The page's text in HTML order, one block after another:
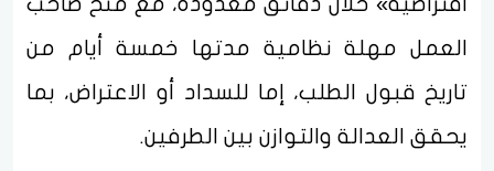
العمل مهلة نظامية مدتها خمسة أيام من
تاريخ قبول الطلب، إما للسداد أو الاعتراض، بما
يحقق العدالة والتوازن بين الطرفين.